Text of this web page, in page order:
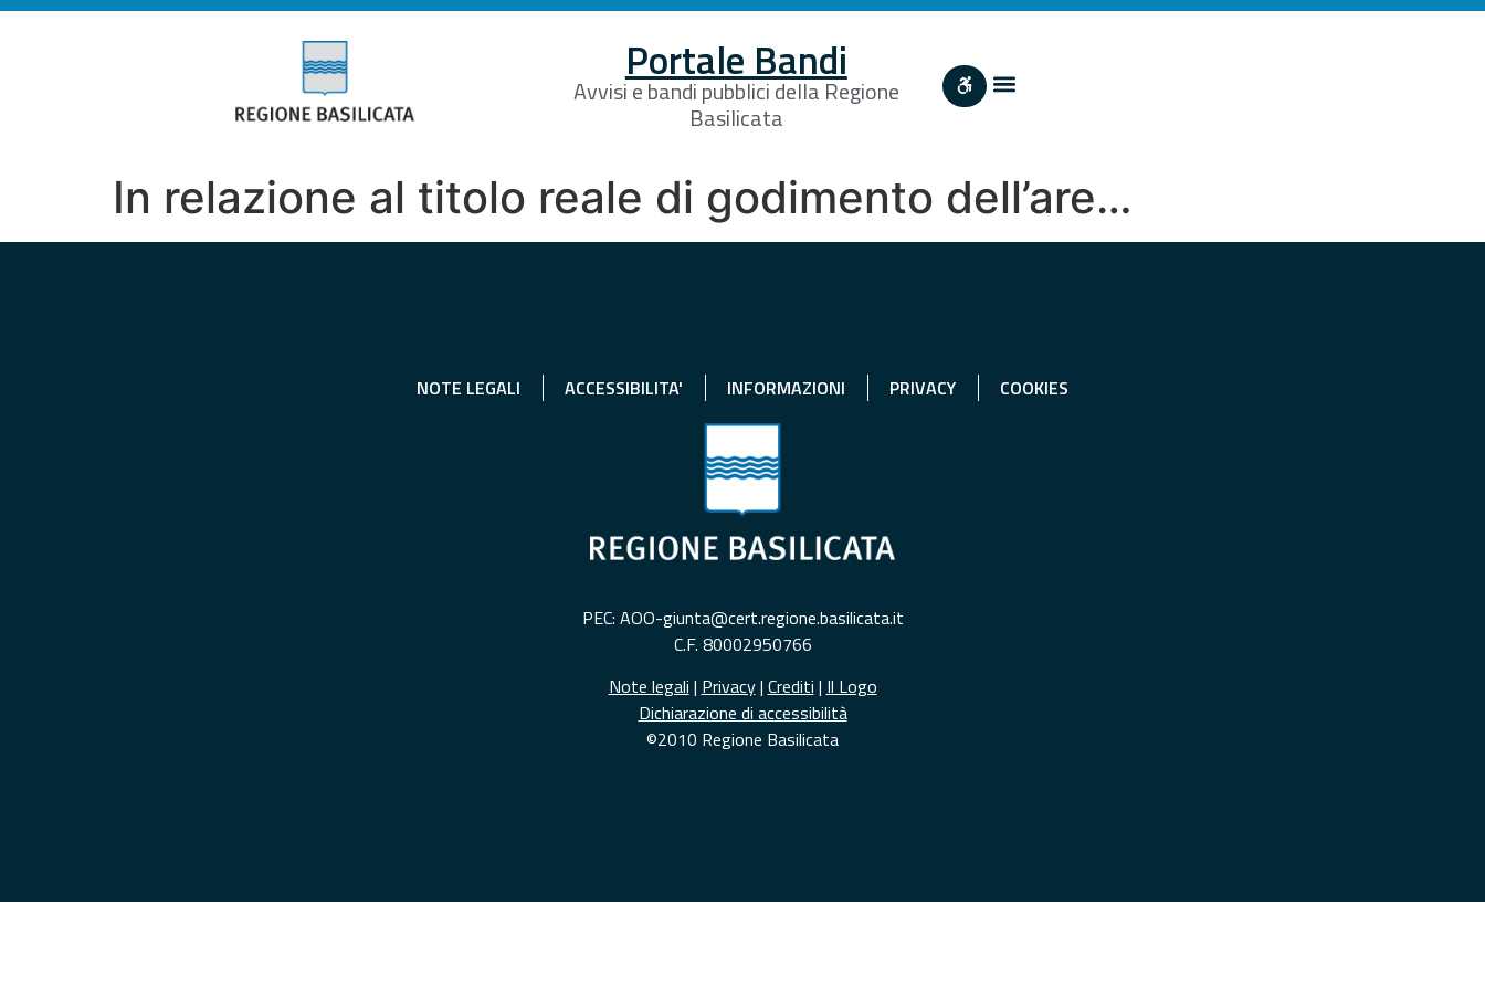
Portale Bandi
Avvisi e bandi pubblici della Regione
Basilicata
In relazione al titolo reale di godimento dell’are…
NOTE LEGALI ACCESSIBILITA' INFORMAZIONI PRIVACY COOKIES
PEC: AOO-giunta@cert.regione.basilicata.it
C.F. 80002950766
Note legali | Privacy| Crediti | Il Logo
Dichiarazione di accessibilità
©2010 Regione Basilicata